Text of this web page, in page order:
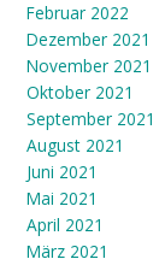
Februar 2022
Dezember 2021
November 2021
Oktober 2021
September 2021
August 2021
Juni 2021
Mai 2021
April 2021
März 2021